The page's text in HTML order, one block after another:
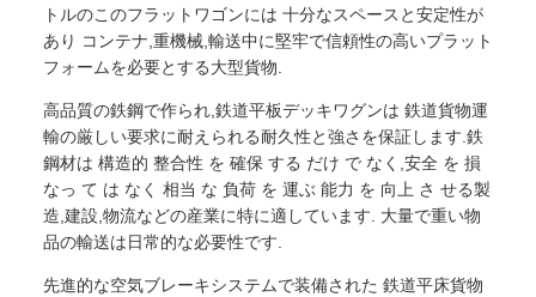
トルのこのフラットワゴンには 十分なスペースと安定性が
あり コンテナ,重機械,輸送中に堅牢で信頼性の高いプラット
フォームを必要とする大型貨物.
高品質の鉄鋼で作られ,鉄道平板デッキワグンは 鉄道貨物運
輸の厳しい要求に耐えられる耐久性と強さを保証します.鉄
鋼材は 構造的 整合性 を 確保 する だけ で なく,安全 を 損
なっ て は なく 相当 な 負荷 を 運ぶ 能力 を 向上 さ せる製
造,建設,物流などの産業に特に適しています. 大量で重い物
品の輸送は日常的な必要性です.
先進的な空気ブレーキシステムで装備された 鉄道平床貨物